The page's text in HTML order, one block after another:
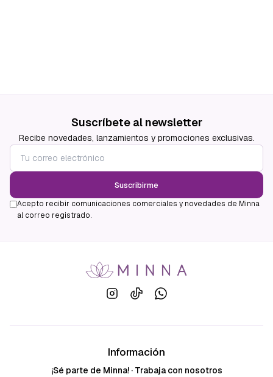
Suscríbete al newsletter
Recibe novedades, lanzamientos y promociones exclusivas.
Suscribirme
Acepto recibir comunicaciones comerciales y novedades de Minna
al correo registrado.
Información
¡Sé parte de Minna! · Trabaja con nosotros